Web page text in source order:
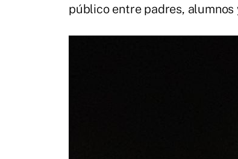
público entre padres, alumnos